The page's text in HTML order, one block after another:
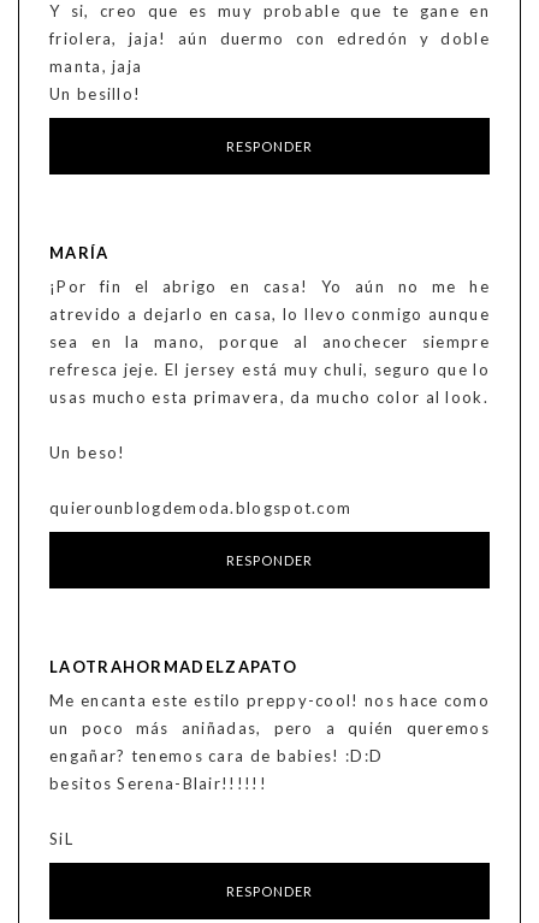
Y si, creo que es muy probable que te gane en
friolera, jaja! aún duermo con edredón y doble
manta, jaja
Un besillo!
RESPONDER
MARÍA
¡Por fin el abrigo en casa! Yo aún no me he
atrevido a dejarlo en casa, lo llevo conmigo aunque
sea en la mano, porque al anochecer siempre
refresca jeje. El jersey está muy chuli, seguro que lo
usas mucho esta primavera, da mucho color al look.
Un beso!
quierounblogdemoda.blogspot.com
RESPONDER
LAOTRAHORMADELZAPATO
Me encanta este estilo preppy-cool! nos hace como
un poco más aniñadas, pero a quién queremos
engañar? tenemos cara de babies! :D:D
besitos Serena-Blair!!!!!!
SiL
RESPONDER